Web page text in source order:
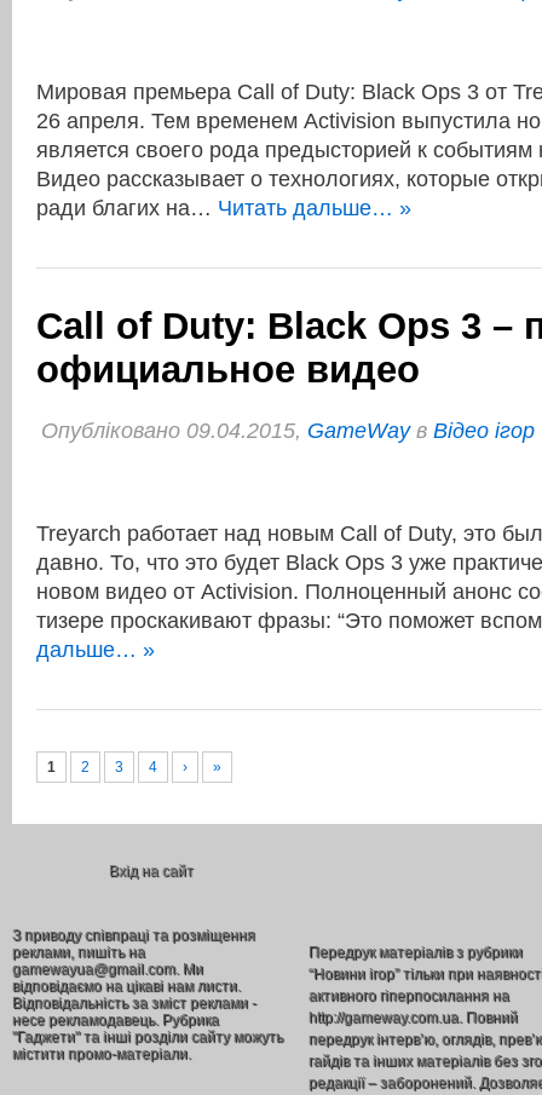
Мировая премьера Call of Duty: Black Ops 3 от
26 апреля. Тем временем Activision выпустила
является своего рода предысторией к событиям
Видео рассказывает о технологиях, которые
ради благих на… Читать дальше… »
Call of Duty: Black Ops 3 –
официальное видео
Опубліковано 09.04.2015, GameWayв Відео ігор
Treyarch работает над новым Call of Duty, это
давно. То, что это будет Black Ops 3 уже
новом видео от Activision. Полноценный анонс
тизере проскакивают фразы: “Это поможет
дальше… »
1 2 3 4 › »
Вхід на сайт
З приводу співпраці та розміщення
реклами, пишіть на
gamewayua@gmail.com. Ми
відповідаємо на цікаві нам листи.
Відповідальність за зміст реклами -
несе рекламодавець. Рубрика
"Гаджети" та інші розділи сайту можуть
містити промо-матеріали.
Передрук матеріалів з рубрики
“Новини ігор” тільки при
активного гіперпосилання на
http://gameway.com.ua. Повний
передрук інтерв’ю, оглядів,
гайдів та інших матеріалів без
редакції – заборонений.